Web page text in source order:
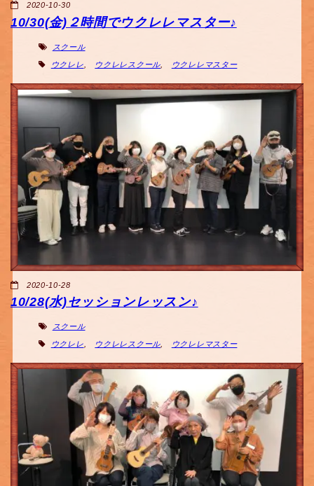
2020-10-30
10/30(金)２時間でウクレレマスター♪
スクール
ウクレレ ウクレレスクール, ウクレレマスター
2020-10-28
10/28(水)セッションレッスン♪
スクール
ウクレレ ウクレレスクール, ウクレレマスター